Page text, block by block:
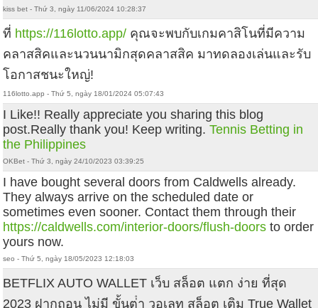
kiss bet - Thứ 3, ngày 11/06/2024 10:28:37
ที่ https://116lotto.app/ คุณจะพบกับเกมคาสิโนที่มีความ
คลาสสิคและนวนนามิกสุดคลาสสิค มาทดลองเล่นและรับ
โอกาสชนะใหญ่!
116lotto.app - Thứ 5, ngày 18/01/2024 05:07:43
I Like!! Really appreciate you sharing this blog
post.Really thank you! Keep writing.Tennis Betting in
the Philippines
OKBet - Thứ 3, ngày 24/10/2023 03:39:25
I have bought several doors from Caldwells already.
They always arrive on the scheduled date or
sometimes even sooner. Contact them through their
https://caldwells.com/interior-doors/flush-doors to order
yours now.
seo - Thứ 5, ngày 18/05/2023 12:18:03
BETFLIX AUTO WALLET เว็บ สล็อต แตก ง่าย ที่สุด
2023 ฝากถอน ไม่มี ขั้นต่ํา วอเลท สล็อต เติม True Wallet